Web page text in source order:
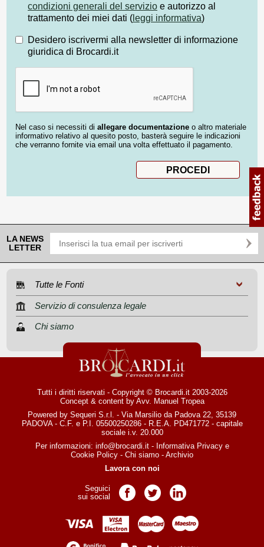
condizioni generali del servizio e autorizzo al
trattamento dei miei dati ( leggi informativa)
Desidero iscrivermi alla newsletter di informazione
giuridica di Brocardi.it
Nel caso si necessiti di allegare documentazione o altro materiale
informativo relativo al quesito posto, basterà seguire le indicazioni
che verranno fornite via email una volta effettuato il pagamento.
LA NEWS
LETTER
Tutte le Fonti
Servizio di consulenza legale
Chi siamo
Tutti i diritti riservati - Copyright © Brocardi.it 2003-2026
Concept & content by Avv. Manuel Tropea
Powered by Sequeri S.r.l. - Via Marsilio da Padova 22, 35139
PADOVA - C.F. e P.I. 05500250286 - R.E.A. PD471772 - capitale
sociale i.v. 20.000
Per informazioni: info@brocardi.it- Informativa Privacye
Cookie Policy - Chi siamo - Archivio
Lavora con noi
Seguici
sui social
Pagina Facebook
Pagina TwitterPagina LinkedIn